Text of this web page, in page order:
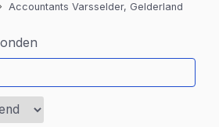
Accountants Varsselder, Gelderland